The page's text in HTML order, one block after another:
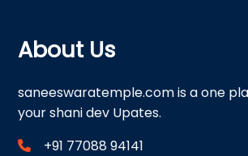
About Us
saneeswaratemple.com is a one
your shani dev Upates.
+91 77088 94141